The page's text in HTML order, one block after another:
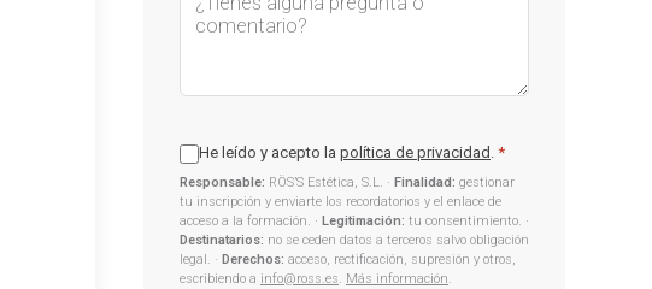
He leído y acepto la política de privacidad . *
Responsable: RÖS’S Estética, S.L. · Finalidad: gestionar
tu inscripción y enviarte los recordatorios y el enlace de
acceso a la formación. · Legitimación: tu consentimiento. ·
Destinatarios: no se ceden datos a terceros salvo obligación
legal. · Derechos: acceso, rectificación, supresión y otros,
escribiendo a info@ross.es. Más información.